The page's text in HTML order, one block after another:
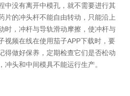
有离开中模孔，就不需要进行其
片的冲头杆不能自由转动，只能沿上
时，冲杆与导轨滑动摩擦，使冲杆与
子视频在线在使用茄子APP下载时，要
得做好保养，定期检查它们是否松动
，冲头和中间模具不能运行生产。